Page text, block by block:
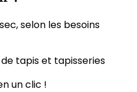
selon les besoins
tapis et tapisseries
un clic !